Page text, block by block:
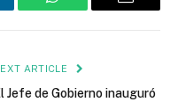
WhatsApp Email
ARTICLE
Jefe de Gobierno inauguró